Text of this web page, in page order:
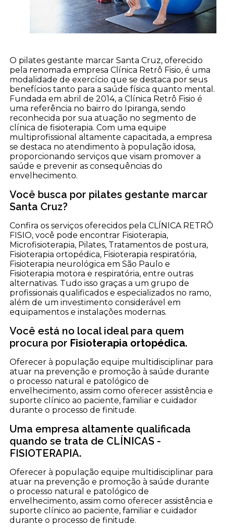
O pilates gestante marcar Santa Cruz, oferecido
pela renomada empresa Clínica Retrô Fisio, é uma
modalidade de exercício que se destaca por seus
benefícios tanto para a saúde física quanto mental.
Fundada em abril de 2014, a Clínica Retrô Fisio é
uma referência no bairro do Ipiranga, sendo
reconhecida por sua atuação no segmento de
clínica de fisioterapia. Com uma equipe
multiprofissional altamente capacitada, a empresa
se destaca no atendimento à população idosa,
proporcionando serviços que visam promover a
saúde e prevenir as consequências do
envelhecimento.
Você busca por pilates gestante marcar
Santa Cruz?
Confira os serviços oferecidos pela CLÍNICA RETRÔ
FISIO, você pode encontrar Fisioterapia,
Microfisioterapia, Pilates, Tratamentos de postura,
Fisioterapia ortopédica, Fisioterapia respiratória,
Fisioterapia neurológica em São Paulo e
Fisioterapia motora e respiratória, entre outras
alternativas. Tudo isso graças a um grupo de
profissionais qualificados e especializados no ramo,
além de um investimento considerável em
equipamentos e instalações modernas.
Você está no local ideal para quem
procura por Fisioterapia ortopédica.
Oferecer à população equipe multidisciplinar para
atuar na prevenção e promoção à saúde durante
o processo natural e patológico de
envelhecimento, assim como oferecer assistência e
suporte clínico ao paciente, familiar e cuidador
durante o processo de finitude.
Uma empresa altamente qualificada
quando se trata de CLÍNICAS -
FISIOTERAPIA.
Oferecer à população equipe multidisciplinar para
atuar na prevenção e promoção à saúde durante
o processo natural e patológico de
envelhecimento, assim como oferecer assistência e
suporte clínico ao paciente, familiar e cuidador
durante o processo de finitude.